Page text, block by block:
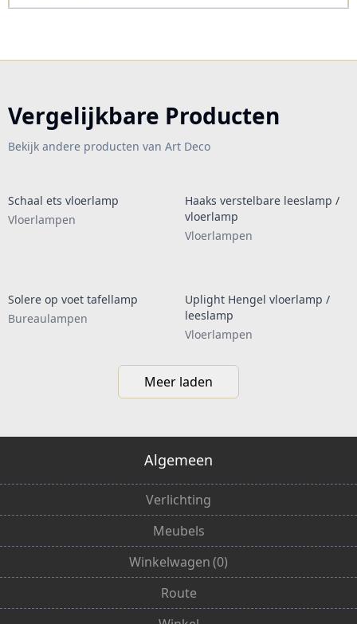
Vergelijkbare Producten
Bekijk andere producten van Art Deco
Schaal ets vloerlamp
Vloerlampen
Haaks verstelbare leeslamp /
vloerlamp
Vloerlampen
Solere op voet tafellamp
Bureaulampen
Uplight Hengel vloerlamp /
leeslamp
Vloerlampen
Meer laden
Algemeen
Verlichting
Meubels
Winkelwagen(0)
Route